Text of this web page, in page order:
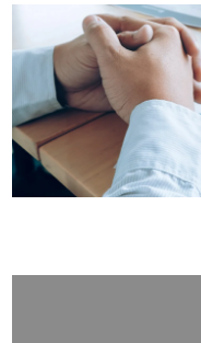
採用情報
お知らせ
求人応募